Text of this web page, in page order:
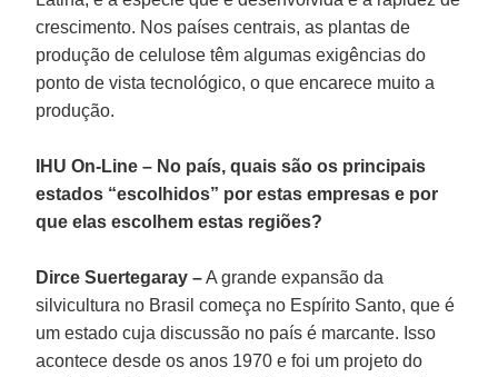
crescimento. Nos países centrais, as plantas de
produção de celulose têm algumas exigências do
ponto de vista tecnológico, o que encarece muito a
produção.
IHU On-Line – No país, quais são os principais
estados “escolhidos” por estas empresas e por
que elas escolhem estas regiões?
Dirce Suertegaray –A grande expansão da
silvicultura no Brasil começa no Espírito Santo, que é
um estado cuja discussão no país é marcante. Isso
acontece desde os anos 1970 e foi um projeto do